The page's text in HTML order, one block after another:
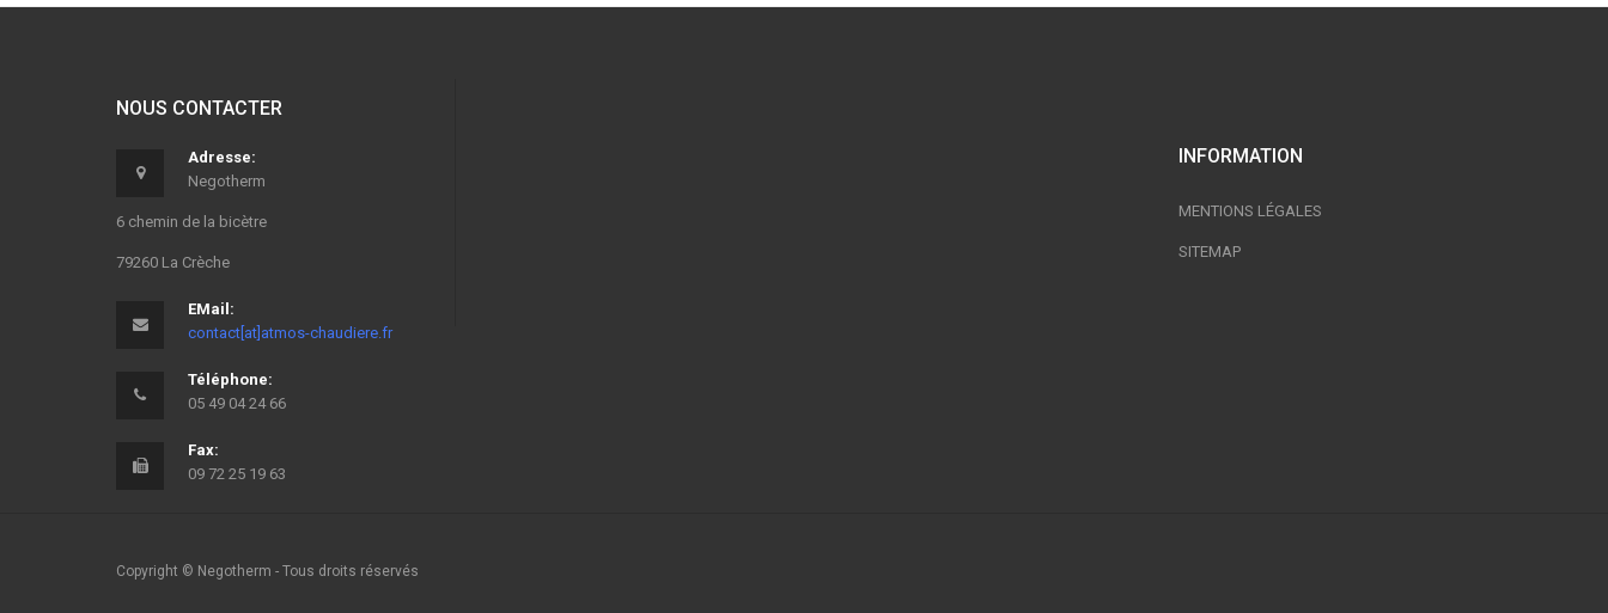
NOUS CONTACTER
Adresse:
Negotherm
6 chemin de la bicètre
79260 La Crèche
EMail:
contact[at]atmos-chaudiere.fr
Téléphone:
05 49 04 24 66
Fax:
09 72 25 19 63
INFORMATION
MENTIONS LÉGALES
SITEMAP
Copyright © Negotherm - Tous droits réservés